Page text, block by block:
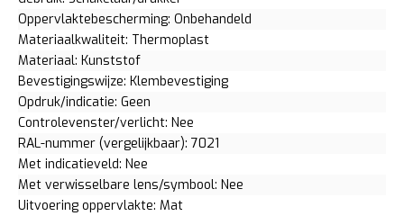
Oppervlaktebescherming: Onbehandeld
Materiaalkwaliteit: Thermoplast
Materiaal: Kunststof
Bevestigingswijze: Klembevestiging
Opdruk/indicatie: Geen
Controlevenster/verlicht: Nee
RAL-nummer (vergelijkbaar): 7021
Met indicatieveld: Nee
Met verwisselbare lens/symbool: Nee
Uitvoering oppervlakte: Mat